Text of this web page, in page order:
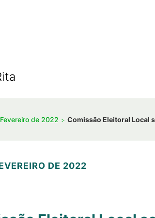
Fevereiro de 2022 Comissão Eleitoral Local
DE 2022